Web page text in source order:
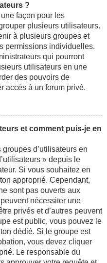
?
façon pour les
plusieurs utilisateurs.
à plusieurs groupes et
permissions individuelles.
qui pourront
utilisateurs en une
des pouvoirs de
accès à un forum privé.
et comment puis-je en
d’utilisateurs en
» depuis le
Si vous souhaitez en
approprié. Cependant,
sont pas ouverts aux
nécessiter une
privés et d’autres peuvent
est public, vous pouvez le
dédié. Si le groupe est
vous devez cliquer
Le responsable du